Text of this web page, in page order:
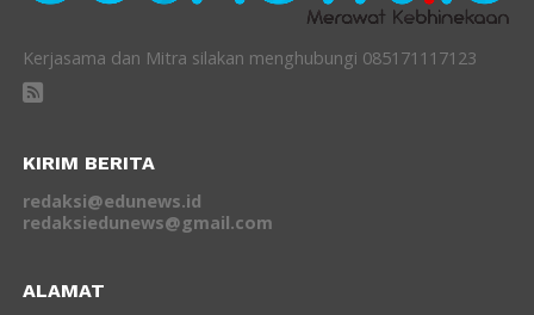
Kerjasama dan Mitra silakan menghubungi 085171117123
KIRIM BERITA
redaksi@edunews.id
redaksiedunews@gmail.com
ALAMAT